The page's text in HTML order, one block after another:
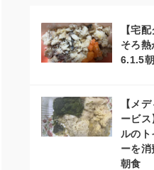
【宅
そろ
6.1.5
【メ
ービ
ルのト
ーを
朝食